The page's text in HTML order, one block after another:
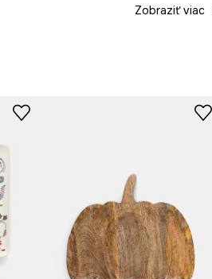
dezertov a
pri každej
Zobraziť viac